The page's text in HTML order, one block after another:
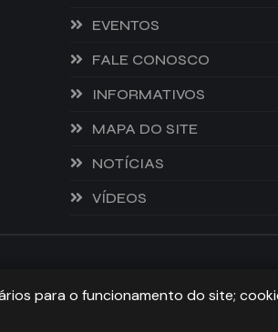
EVENTOS
FALE CONOSCO
INFORMATIVOS
MAPA DO SITE
NOTÍCIAS
VÍDEOS
para o funcionamento do site;